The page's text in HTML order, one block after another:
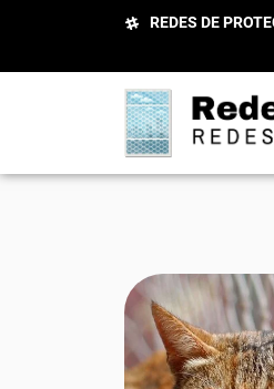
REDES DE